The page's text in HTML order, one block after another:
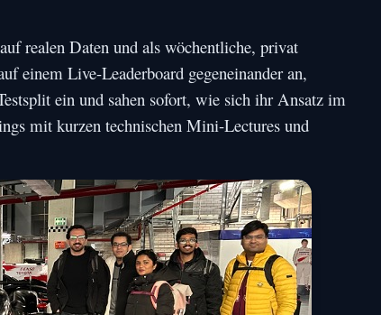
realen Daten und als wöchentliche, privat
einem Live-Leaderboard gegeneinander an,
ein und sahen sofort, wie sich ihr Ansatz im
mit kurzen technischen Mini-Lectures und